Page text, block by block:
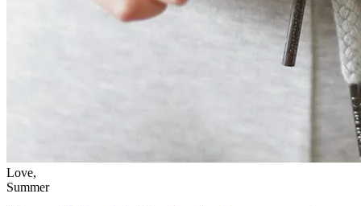
Love,
Summer